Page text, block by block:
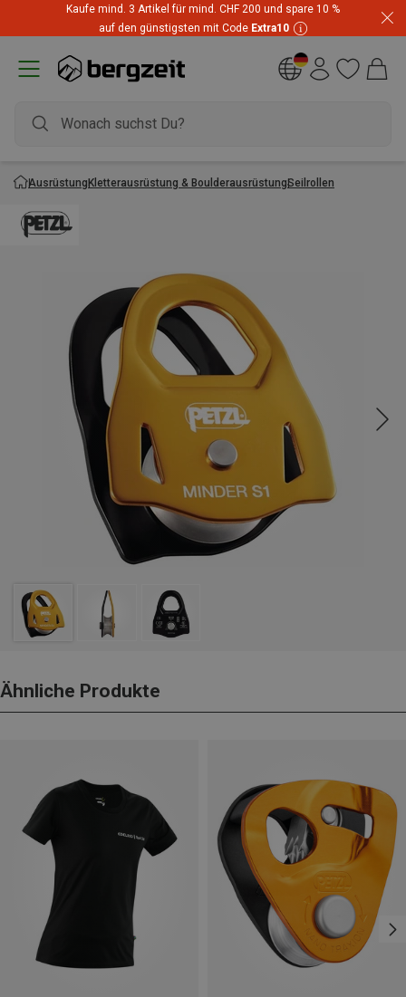
Kaufe mind. 3 Artikel für mind. CHF 200 und spare 10 %
auf den günstigsten mit Code Extra10
AusrüstungKletterausrüstung & BoulderausrüstungSeilrollen
Ähnliche Produkte